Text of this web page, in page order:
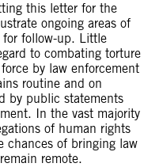
this letter for the
ongoing areas of
follow-up. Little
to combating torture
by law enforcement
routine and on
by public statements
In the vast majority
of human rights
chances of bringing law
remote.